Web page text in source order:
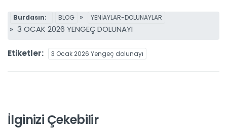
Burdasın: BLOG » YENİAYLAR-DOLUNAYLAR
» 3 OCAK 2026 YENGEÇ DOLUNAYI
Etiketler: 3 Ocak 2026 Yengeç dolunayı
İlginizi Çekebilir